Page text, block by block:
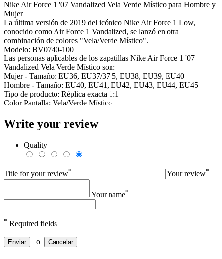
Nike Air Force 1 '07 Vandalized Vela Verde Místico para Hombre y
Mujer
La última versión de 2019 del icónico Nike Air Force 1 Low,
conocido como Air Force 1 Vandalized, se lanzó en otra
combinación de colores "Vela/Verde Místico".
Modelo: BV0740-100
Las personas aplicables de los zapatillas Nike Air Force 1 '07
Vandalized Vela Verde Místico son:
Mujer - Tamaño: EU36, EU37/37.5, EU38, EU39, EU40
Hombre - Tamaño: EU40, EU41, EU42, EU43, EU44, EU45
Tipo de producto: Réplica exacta 1:1
Color Pantalla: Vela/Verde Místico
Write your review
Quality
Title for your review* Your review*
Your name*
* Required fields
Enviar o Cancelar